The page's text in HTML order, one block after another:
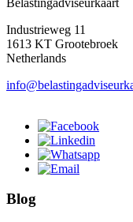
Industrieweg 11
1613 KT Grootebroek
Netherlands
Blog